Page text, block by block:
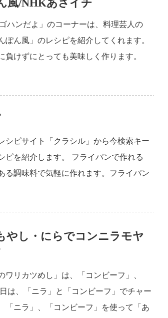
風/NHKあさイチ
ハンだよ」のコーナーは、料理芸人の
ぽん風」のレシピを紹介してくれます。
けずにとっても美味しく作ります。
シピサイト「クラシル」から今検索キー
ピを紹介します。 フライパンで作れる
る調味料で気軽に作れます。フライパン
やし・にらでコンニラモヤ
リカツめし」は、「コンビーフ」、
は、「ニラ」と「コンビーフ」でチャー
「ニラ」、「コンビーフ」を使って「あ